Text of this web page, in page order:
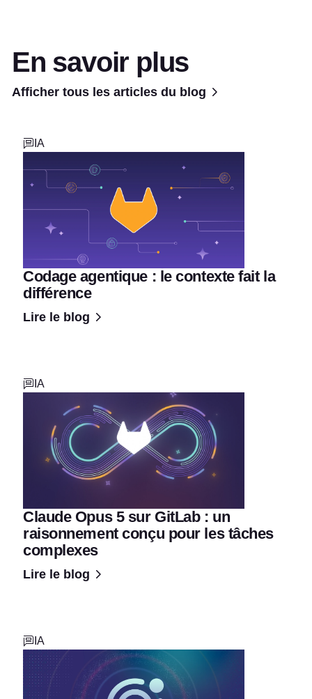
En savoir plus
Afficher tous les articles du blog
IA
Codage agentique : le contexte fait la
différence
Lire le blog
IA
Claude Opus 5 sur GitLab : un
raisonnement conçu pour les tâches
complexes
Lire le blog
IA